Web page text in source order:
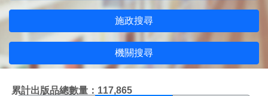
施政搜尋
機關搜尋
累計出版品總數量：117,865
施政搜尋結果頁面